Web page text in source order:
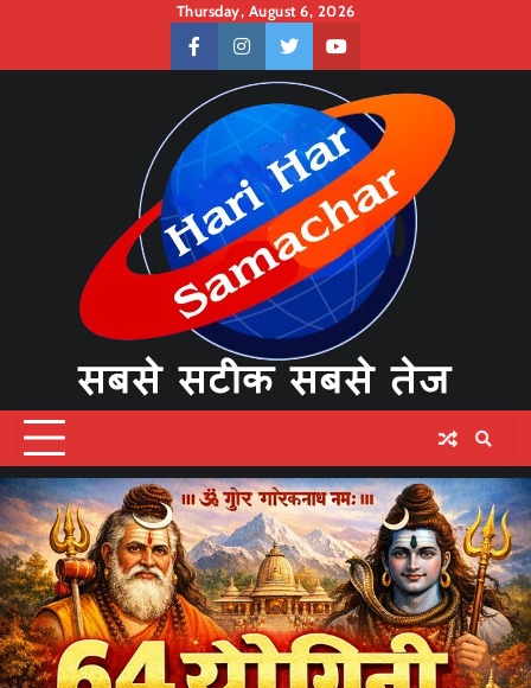
content
Thursday, August 6, 2026
facebookinstagramtwitteryoutube